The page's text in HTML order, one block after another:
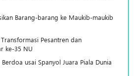
Barang-barang ke Maukib-maukib
Pesantren dan
ke-35 NU
usai Spanyol Juara Piala Dunia